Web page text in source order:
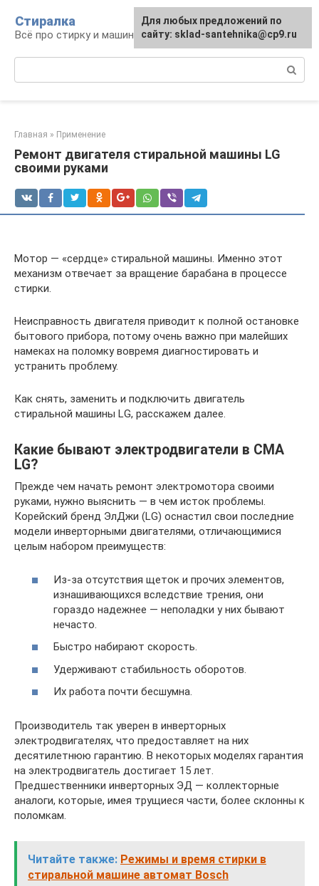
контенту
Стиралка
Всё про стирку и машинки
Главная » Применение
Ремонт двигателя стиральной машины LG
своими руками
Мотор — «сердце» стиральной машины. Именно этот
механизм отвечает за вращение барабана в процессе
стирки.
Неисправность двигателя приводит к полной остановке
бытового прибора, потому очень важно при малейших
намеках на поломку вовремя диагностировать и
устранить проблему.
Как снять, заменить и подключить двигатель
стиральной машины LG, расскажем далее.
Какие бывают электродвигатели в СМА
LG?
Прежде чем начать ремонт электромотора своими
руками, нужно выяснить — в чем исток проблемы.
Корейский бренд ЭлДжи (LG) оснастил свои последние
модели инверторными двигателями, отличающимися
целым набором преимуществ:
Из-за отсутствия щеток и прочих элементов,
изнашивающихся вследствие трения, они
гораздо надежнее — неполадки у них бывают
нечасто.
Быстро набирают скорость.
Удерживают стабильность оборотов.
Их работа почти бесшумна.
Производитель так уверен в инверторных
электродвигателях, что предоставляет на них
десятилетнюю гарантию. В некоторых моделях гарантия
на электродвигатель достигает 15 лет.
Предшественники инверторных ЭД — коллекторные
аналоги, которые, имея трущиеся части, более склонны к
поломкам.
Читайте также: Режимы и время стирки в
стиральной машине автомат Bosch
Для любых предложений по
сайту: sklad-santehnika@cp9.ru